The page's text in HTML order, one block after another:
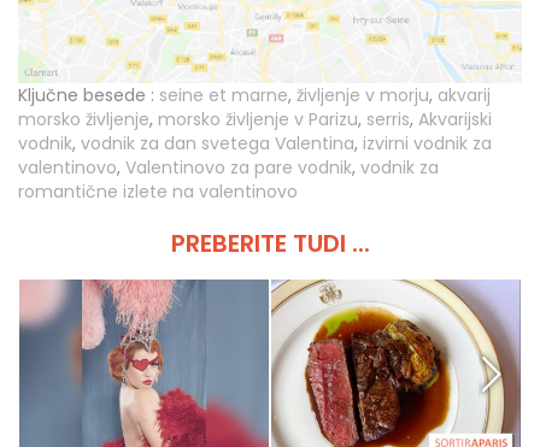
Ključne besede : seine et marne, življenje v morju, akvarij
morsko življenje, morsko življenje v Parizu, serris, Akvarijski
vodnik, vodnik za dan svetega Valentina, izvirni vodnik za
valentinovo, Valentinovo za pare vodnik, vodnik za
romantične izlete na valentinovo
PREBERITE TUDI ...